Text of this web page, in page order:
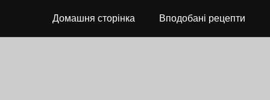
Домашня сторінка Вподобані рецепти